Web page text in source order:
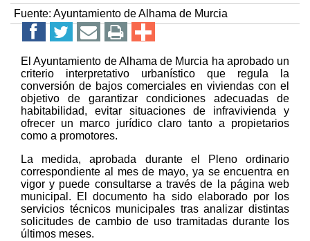
Fuente: Ayuntamiento de Alhama de Murcia
El Ayuntamiento de Alhama de Murcia ha aprobado un
criterio interpretativo urbanístico que regula la
conversión de bajos comerciales en viviendas con el
objetivo de garantizar condiciones adecuadas de
habitabilidad, evitar situaciones de infravivienda y
ofrecer un marco jurídico claro tanto a propietarios
como a promotores.
La medida, aprobada durante el Pleno ordinario
correspondiente al mes de mayo, ya se encuentra en
vigor y puede consultarse a través de la página web
municipal. El documento ha sido elaborado por los
servicios técnicos municipales tras analizar distintas
solicitudes de cambio de uso tramitadas durante los
últimos meses.